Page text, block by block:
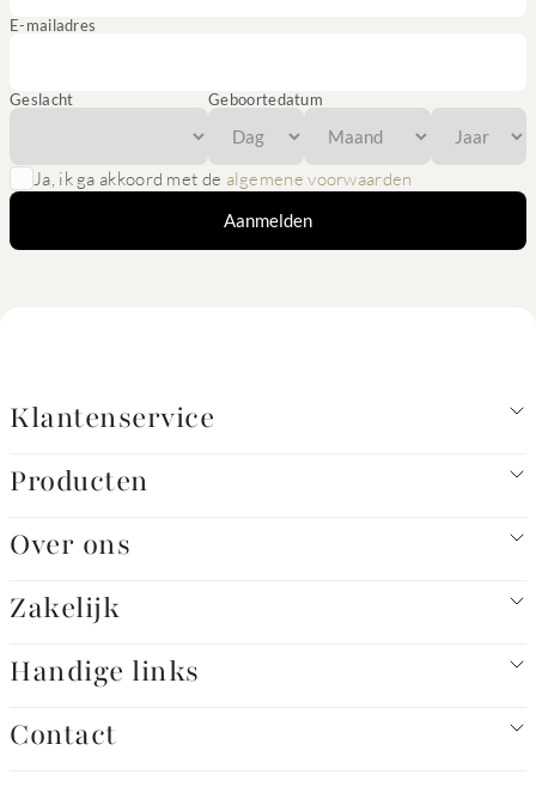
E-mailadres
Geslacht Geboortedatum
Ja, ik ga akkoord met de algemene voorwaarden
Aanmelden
Klantenservice
Producten
Over ons
Zakelijk
Handige links
Contact